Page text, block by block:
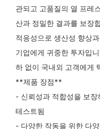
관되고 고품질의 열 프레
산과 정밀한 결과를 보장
적응성으로 생산성 향상
기업에게 귀중한 투자입
하 없이 국내외 고객에게
**제품 장점**
- 신뢰성과 적합성을 보
테스트됨
- 다양한 작동을 위한 다